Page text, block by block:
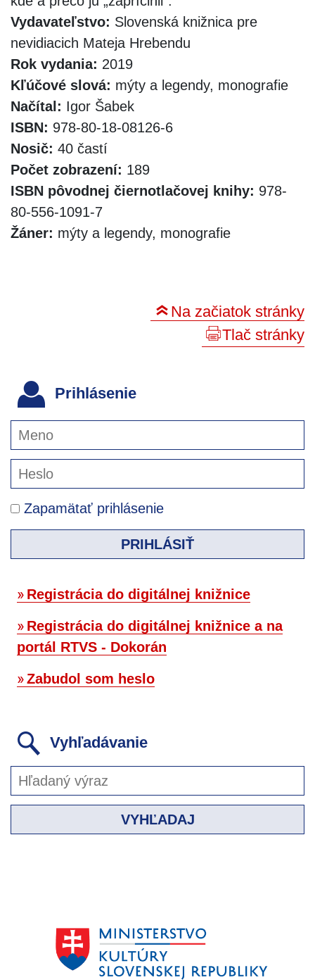
Vydavateľstvo: Slovenská knižnica pre
nevidiacich Mateja Hrebendu
Rok vydania: 2019
Kľúčové slová: mýty a legendy, monografie
Načítal: Igor Šabek
ISBN: 978-80-18-08126-6
Nosič: 40 častí
Počet zobrazení: 189
ISBN pôvodnej čiernotlačovej knihy: 978-
80-556-1091-7
Žáner: mýty a legendy, monografie
Na začiatok stránky
Tlač stránky
Prihlásenie
Zapamätať prihlásenie
PRIHLÁSIŤ
Registrácia do digitálnej knižnice
Registrácia do digitálnej knižnice a na
portál RTVS - Dokorán
Zabudol som heslo
Vyhľadávanie
VYHĽADAJ